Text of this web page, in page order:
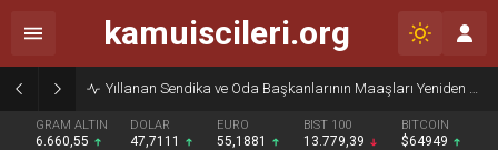
Yıllanan Sendika ve Oda Başkanlarının Maaşları Yeniden Gündemde
GRAM ALTIN
6.660,55
DOLAR
47,7111
EURO
55,1881
BIST 100
13.779,39
BITCOIN
$64949
kamuiscileri.org